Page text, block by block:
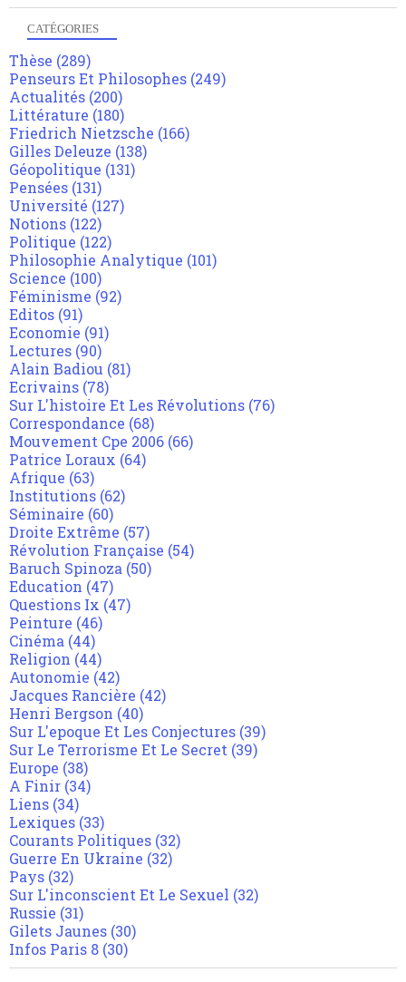
CATÉGORIES
Thèse (289)
Penseurs Et Philosophes (249)
Actualités (200)
Littérature (180)
Friedrich Nietzsche (166)
Gilles Deleuze (138)
Géopolitique (131)
Pensées (131)
Université (127)
Notions (122)
Politique (122)
Philosophie Analytique (101)
Science (100)
Féminisme (92)
Editos (91)
Economie (91)
Lectures (90)
Alain Badiou (81)
Ecrivains (78)
Sur L'histoire Et Les Révolutions (76)
Correspondance (68)
Mouvement Cpe 2006 (66)
Patrice Loraux (64)
Afrique (63)
Institutions (62)
Séminaire (60)
Droite Extrême (57)
Révolution Française (54)
Baruch Spinoza (50)
Education (47)
Questions Ix (47)
Peinture (46)
Cinéma (44)
Religion (44)
Autonomie (42)
Jacques Rancière (42)
Henri Bergson (40)
Sur L'epoque Et Les Conjectures (39)
Sur Le Terrorisme Et Le Secret (39)
Europe (38)
A Finir (34)
Liens (34)
Lexiques (33)
Courants Politiques (32)
Guerre En Ukraine (32)
Pays (32)
Sur L'inconscient Et Le Sexuel (32)
Russie (31)
Gilets Jaunes (30)
Infos Paris 8 (30)